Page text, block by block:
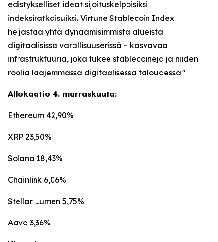
edistykselliset ideat sijoituskelpoisiksi
indeksiratkaisuiksi. Virtune Stablecoin Index
heijastaa yhtä dynaamisimmista alueista
digitaalisissa varallisuuserissä – kasvavaa
infrastruktuuria, joka tukee stablecoineja ja niiden
roolia laajemmassa digitaalisessa taloudessa."
Allokaatio 4. marraskuuta:
Ethereum 42,90%
XRP 23,50%
Solana 18,43%
Chainlink 6,06%
Stellar Lumen 5,75%
Aave 3,36%